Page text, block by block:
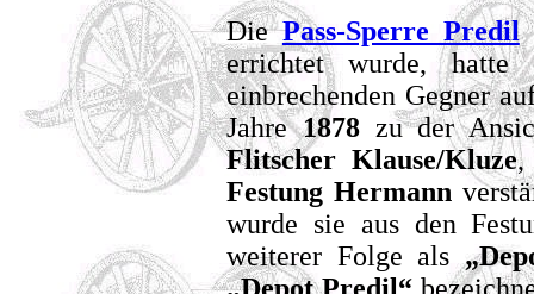
DiePass-Sperre Predil
errichtet wurde, hatte
einbrechenden Gegner
Jahre1878zu der
Flitscher Klause/Kluze,
Festung Hermann
wurde sie aus den
weiterer Folge als